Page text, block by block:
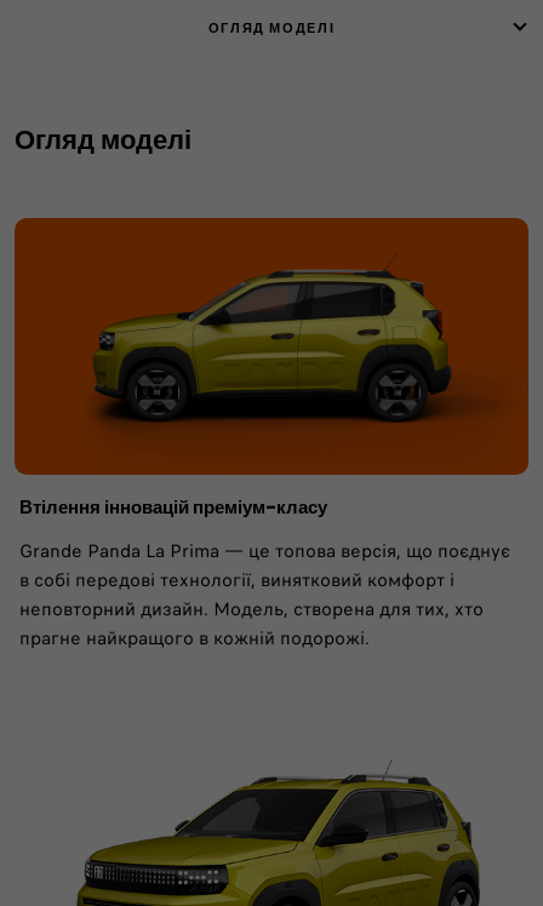
ОГЛЯД МОДЕЛІ
Огляд моделі
Втілення інновацій преміум-класу
Grande Panda La Prima — це топова версія, що поєднує
в собі передові технології, винятковий комфорт і
неповторний дизайн. Модель, створена для тих, хто
прагне найкращого в кожній подорожі.